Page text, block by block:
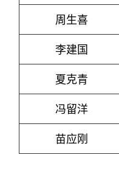
周生喜
李建国
夏克青
冯留洋
苗应刚